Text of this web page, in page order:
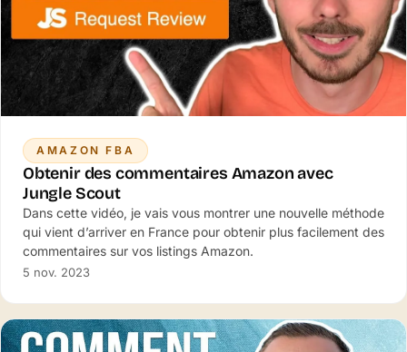
AMAZON FBA
Obtenir des commentaires Amazon avec
Jungle Scout
Dans cette vidéo, je vais vous montrer une nouvelle méthode
qui vient d’arriver en France pour obtenir plus facilement des
commentaires sur vos listings Amazon.
5 nov. 2023